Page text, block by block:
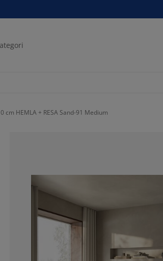
cm HEMLA + RESA Sand-91 Medium